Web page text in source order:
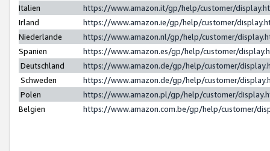
Italien
https://www.amazon.it/gp/help/customer/
Irland
https://www.amazon.ie/gp/help/customer/
Niederlande
https://www.amazon.nl/gp/help/customer/
Spanien
https://www.amazon.es/gp/help/customer/
Deutschland
https://www.amazon.de/gp/help/customer/
Schweden
https://www.amazon.de/gp/help/customer/
Polen
https://www.amazon.pl/gp/help/customer/
Belgien
https://www.amazon.com.be/gp/help/customer/